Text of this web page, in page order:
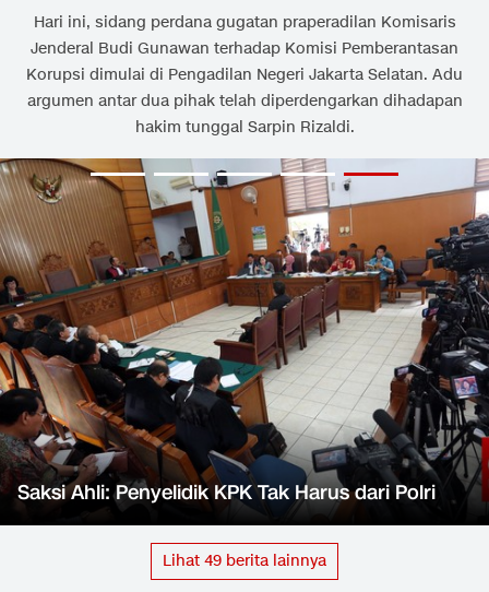
Hari ini, sidang perdana gugatan praperadilan Komisaris
Jenderal Budi Gunawan terhadap Komisi Pemberantasan
Korupsi dimulai di Pengadilan Negeri Jakarta Selatan. Adu
argumen antar dua pihak telah diperdengarkan dihadapan
hakim tunggal Sarpin Rizaldi.
Saksi Ahli: Penyelidik KPK Tak Harus dari Polri
Lihat 49 berita lainnya